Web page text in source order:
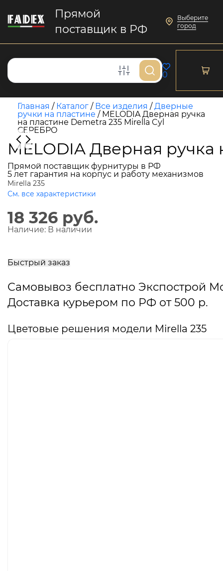
Прямой
поставщик в РФ
Выберите
город
0
Главная / Каталог / Все изделия /Дверные
ручки на пластине / MELODIA Дверная ручка
на пластине Demetra 235 Mirella Cyl
СЕРЕБРО
MELODIA Дверная
Прямой поставщик фурнитуры в РФ
5 лет гарантия на корпус и работу механизмов
Mirella 235
См. все характеристики
18 326 руб.
Наличие: В наличии
Быстрый заказ
Самовывоз бесплатно Экспострой
Доставка курьером по РФ от 500 р.
Цветовые решения модели Mirella 235